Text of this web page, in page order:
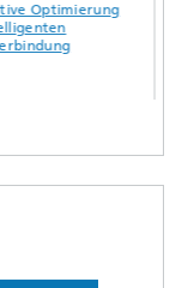
Optimierung